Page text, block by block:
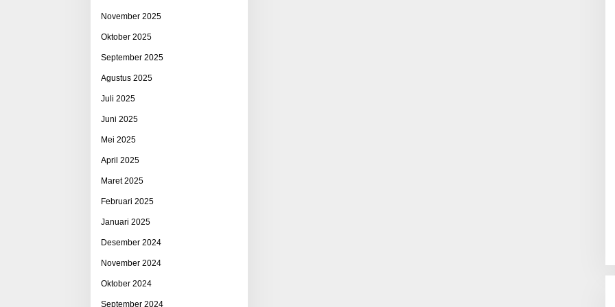
November 2025
Oktober 2025
September 2025
Agustus 2025
Juli 2025
Juni 2025
Mei 2025
April 2025
Maret 2025
Februari 2025
Januari 2025
Desember 2024
November 2024
Oktober 2024
September 2024